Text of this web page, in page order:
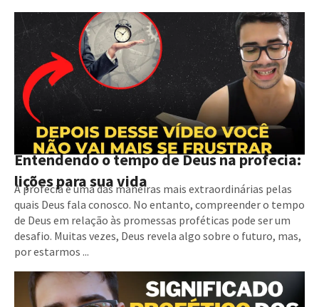
Entendendo o tempo de Deus na profecia:
lições para sua vida
A profecia é uma das maneiras mais extraordinárias pelas
quais Deus fala conosco. No entanto, compreender o tempo
de Deus em relação às promessas proféticas pode ser um
desafio. Muitas vezes, Deus revela algo sobre o futuro, mas,
por estarmos ...